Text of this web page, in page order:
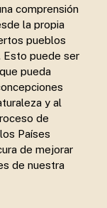
comprensión
la propia
pueblos
Esto puede ser
pueda
y al
de
Países
de mejorar
de nuestra